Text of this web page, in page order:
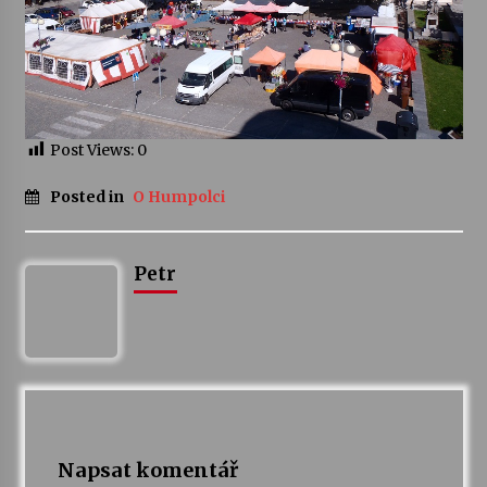
Votavžatský ploty
23. 7. 2026
Letní koncerty ve Stromovce: Rufus Miller
17. 7. 2026
odkaz Josefa Čapka
13. 7. 2026
Post Views: 0
Posted in O Humpolci
Petr
Napsat komentář